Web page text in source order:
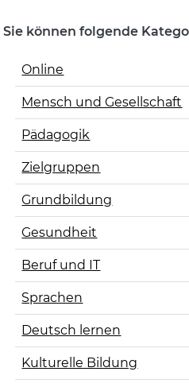
Sie können folgende
Online
Mensch und Gesellschaft
Pädagogik
Zielgruppen
Grundbildung
Gesundheit
Beruf und IT
Sprachen
Deutsch lernen
Kulturelle Bildung